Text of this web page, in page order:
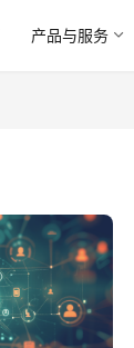
产品与服务